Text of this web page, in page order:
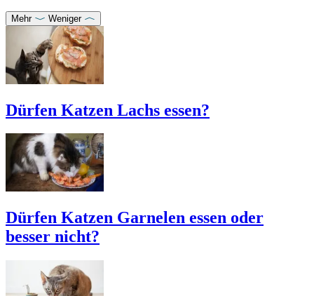
Mehr Weniger
Dürfen Katzen Lachs essen?
Dürfen Katzen Garnelen essen oder
besser nicht?